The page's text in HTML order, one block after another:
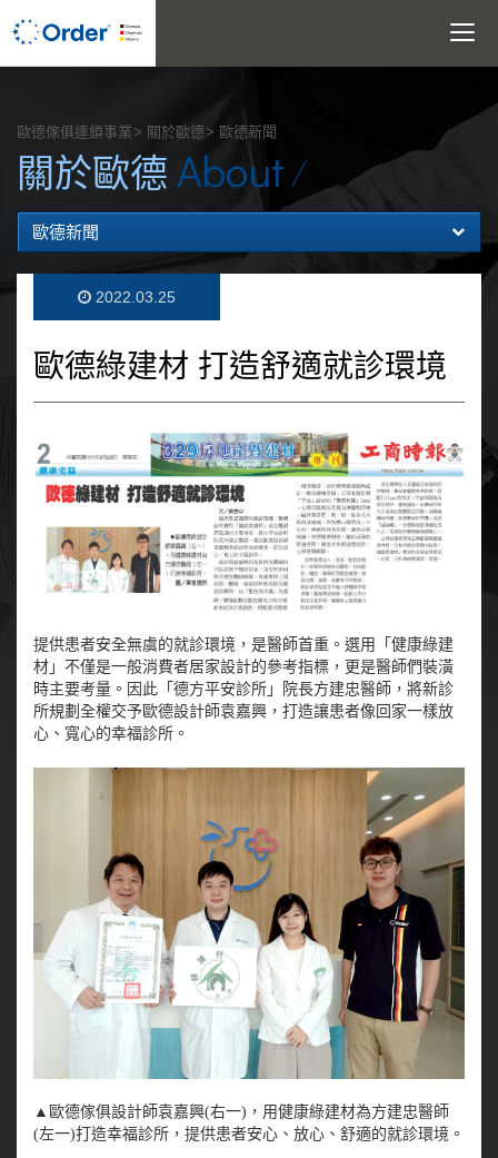
Toggle
歐德傢俱連鎖事業 關於歐德 歐德新聞
關於歐德 About
歐德新聞
2022.03.25
歐德綠建材 打造舒適就診環境
提供患者安全無虞的就診環境，是醫師首重。選用「健康綠建
材」不僅是一般消費者居家設計的參考指標，更是醫師們裝潢
時主要考量。因此「德方平安診所」院長方建忠醫師，將新診
所規劃全權交予歐德設計師袁嘉興，打造讓患者像回家一樣放
心、寬心的幸福診所。
▲歐德傢俱設計師袁嘉興(右一)，用健康綠建材為方建忠醫師
(左一)打造幸福診所，提供患者安心、放心、舒適的就診環境。